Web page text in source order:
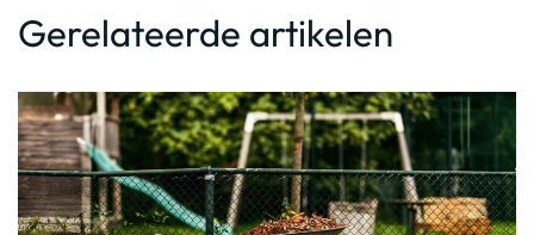
Gerelateerde artikelen